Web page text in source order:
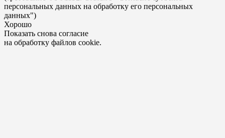
персональных данных на обработку его персональных
данных")
Хорошо
Показать снова согласие
на обработку файлов cookie.